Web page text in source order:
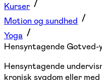
Kurser
Motion og sundhed
Yoga
Hensyntagende Gotved-
Hensyntagende
kronisk sygdom eller